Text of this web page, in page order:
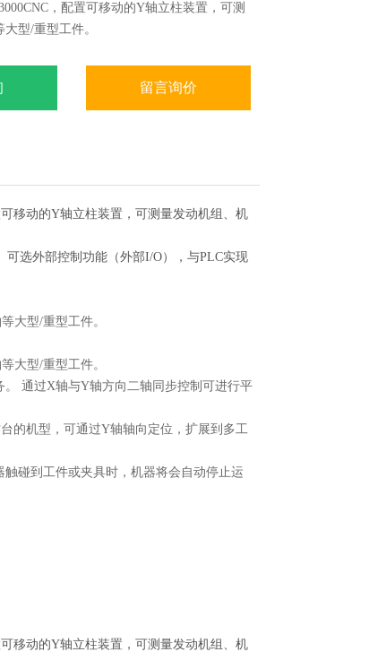
，配置可移动的Y轴立柱装置，可测
型/重型工件。
232C）。
留言询价
移动的Y轴立柱装置，可测量发动机组、机
可选外部控制功能（外部I/O），与PLC实现
大型/重型工件。
大型/重型工件。
。 通过X轴与Y轴方向二轴同步控制可进行平
的机型，可通过Y轴轴向定位，扩展到多工
碰到工件或夹具时，机器将会自动停止运
移动的Y轴立柱装置，可测量发动机组、机